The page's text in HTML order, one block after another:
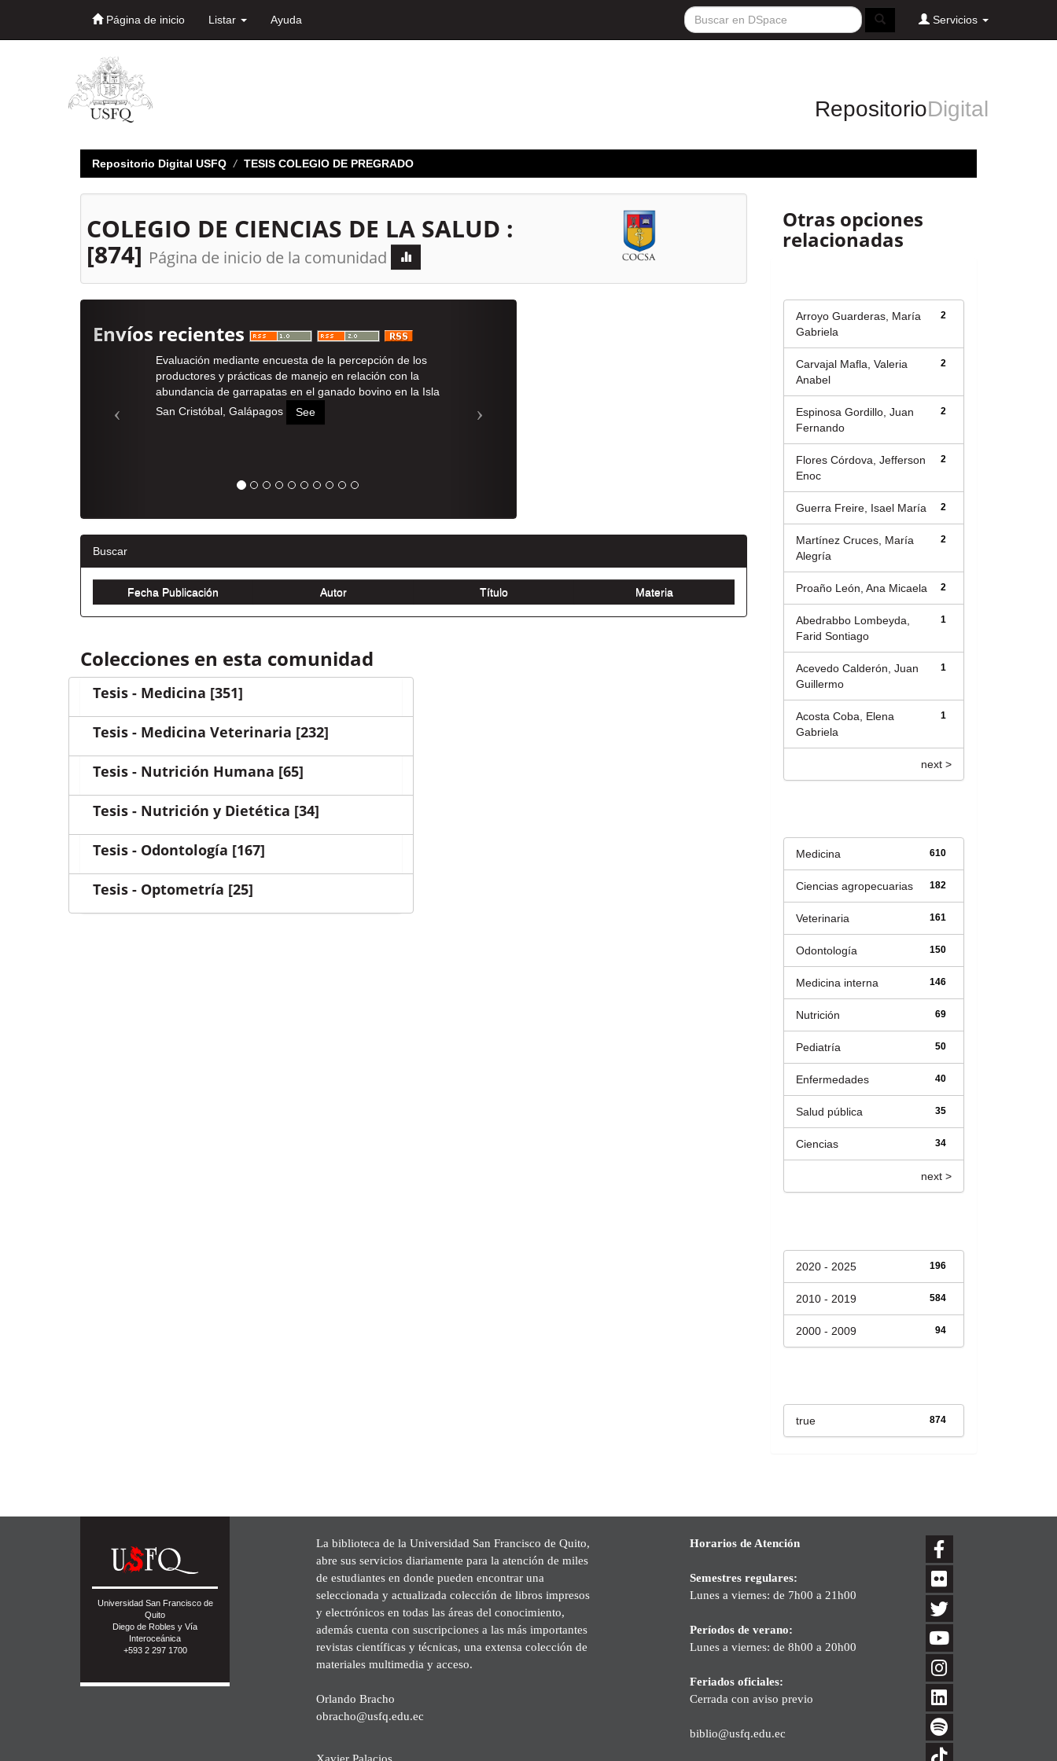
Página de inicio Listar Ayuda Servicios
RepositorioDigital
Repositorio Digital USFQ TESIS COLEGIO DE PREGRADO
COLEGIO DE CIENCIAS DE LA SALUD :
[874] Página de inicio de la comunidad
Envíos recientes
Evaluación mediante encuesta de la percepción de los
productores y prácticas de manejo en relación con la
abundancia de garrapatas en el ganado bovino en la Isla
San Cristóbal, Galápagos
See
Buscar
Colecciones en esta comunidad
Tesis - Medicina [351]
Tesis - Medicina Veterinaria [232]
Tesis - Nutrición Humana [65]
Tesis - Nutrición y Dietética [34]
Tesis - Odontología [167]
Tesis - Optometría [25]
Otras opciones
relacionadas
2
Arroyo Guarderas, María
Gabriela
2
Carvajal Mafla, Valeria
Anabel
2
Espinosa Gordillo, Juan
Fernando
2
Flores Córdova, Jefferson
Enoc
2
Guerra Freire, Isael María
2
Martínez Cruces, María
Alegría
2
Proaño León, Ana Micaela
1
Abedrabbo Lombeyda,
Farid Sontiago
1
Acevedo Calderón, Juan
Guillermo
1
Acosta Coba, Elena
Gabriela
next >
610
Medicina
182
Ciencias agropecuarias
161
Veterinaria
150
Odontología
146
Medicina interna
69
Nutrición
50
Pediatría
40
Enfermedades
35
Salud pública
34
Ciencias
next >
196
2020 - 2025
584
2010 - 2019
94
2000 - 2009
874
true
Universidad San Francisco de
Quito
Diego de Robles y Vía
Interoceánica
+593 2 297 1700
La biblioteca de la Universidad San Francisco de Quito,
abre sus servicios diariamente para la atención de miles
de estudiantes en donde pueden encontrar una
seleccionada y actualizada colección de libros impresos
y electrónicos en todas las áreas del conocimiento,
además cuenta con suscripciones a las más importantes
revistas científicas y técnicas, una extensa colección de
materiales multimedia y acceso.
Orlando Bracho
obracho@usfq.edu.ec
Xavier Palacios
Horarios de Atención
Semestres regulares:
Lunes a viernes: de 7h00 a 21h00
Períodos de verano:
Lunes a viernes: de 8h00 a 20h00
Feriados oficiales:
Cerrada con aviso previo
biblio@usfq.edu.ec